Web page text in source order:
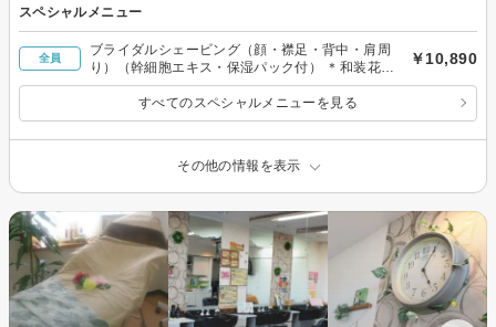
スペシャルメニュー
全員
ブライダルシェービング（顔・襟足・背中・肩周
り）（幹細胞エキス・保湿パック付） ＊和装花嫁
様にも！
￥10,890
すべてのスペシャルメニューを見る
その他の情報を表示